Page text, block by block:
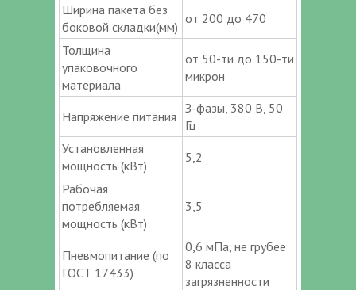
Ширина пакета без
боковой складки(мм)
от 200 до 470
Толщина
упаковочного
материала
от 50-ти до 150-ти
микрон
Напряжение питания
З-фазы, 380 В, 50
Гц
Установленная
мощность (кВт)
5,2
Рабочая
потребляемая
мощность (кВт)
3,5
Пневмопитание (по
ГОСТ 17433)
0,6 мПа, не грубее
8 класса
загрязненности